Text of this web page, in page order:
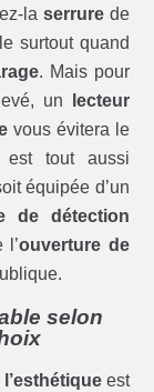
la serrurede
surtout quand
. Mais pour
un
lecteur
vous évitera le
est tout aussi
équipée d’un
de détection
l’ouverture de
selon
est